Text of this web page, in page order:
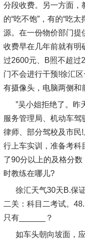
分段收费。另一方面，
的“吃不饱”，有的“吃
源。在一份物价部门提
收费早在几年前就有明
过2600元、B照不超过
门不会进行干预!徐汇
有摄像头，电脑两侧和
”吴小姐拒绝了。昨
服务管理局、机动车驾
律师、部分驾校及市民
行上车实训，准备考科
了90分以上的及格分
时教练在哪儿?
徐汇天气30天B.保
二关：科目二考试。
只有______？
如车头朝向坡面，